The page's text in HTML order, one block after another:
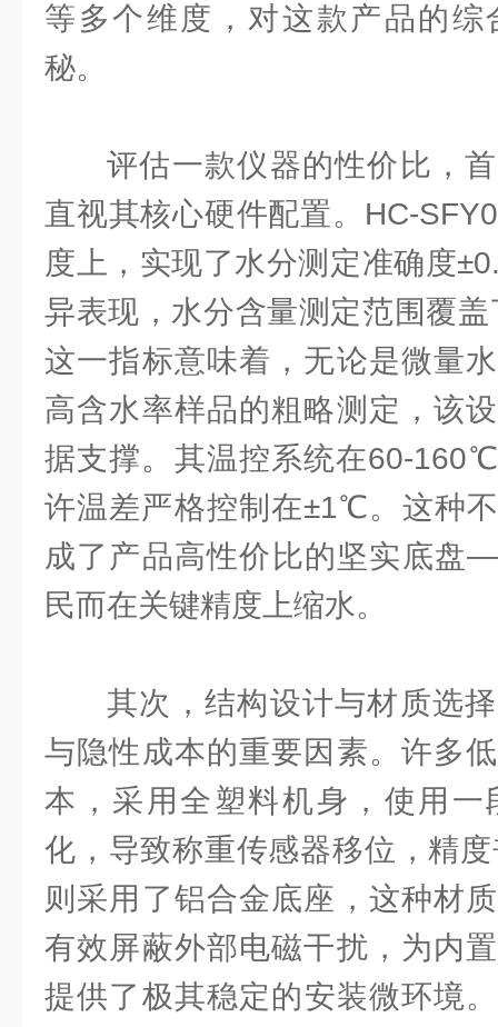
等多个维度，对这款产品的
秘。
评估一款仪器的性价比，
直视其核心硬件配置。HC-
度上，实现了水分测定准确度
异表现，水分含量测定范围覆
这一指标意味着，无论是微量
高含水率样品的粗略测定，该
据支撑。其温控系统在60-
许温差严格控制在±1℃。这种
成了产品高性价比的坚实底盘
民而在关键精度上缩水。
其次，结构设计与材质选
与隐性成本的重要因素。许多
本，采用全塑料机身，使用一
化，导致称重传感器移位，精
则采用了铝合金底座，这种材
有效屏蔽外部电磁干扰，为内
提供了极其稳定的安装微环境